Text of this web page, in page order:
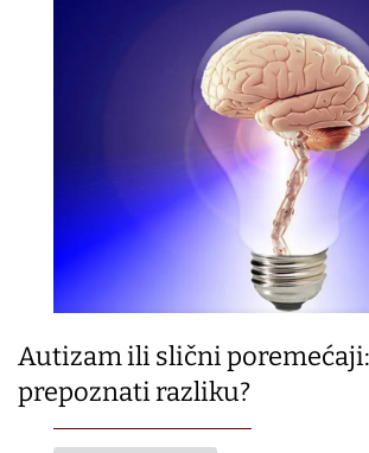
Autizam ili slični
prepoznati razliku?